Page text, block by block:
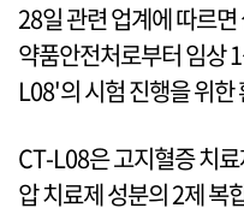
28일 관련 업계에 따르
약품안전처로부터 임상
L08'의 시험 진행을 위
CT-L08은 고지혈증 치
압 치료제 성분의 2제 복